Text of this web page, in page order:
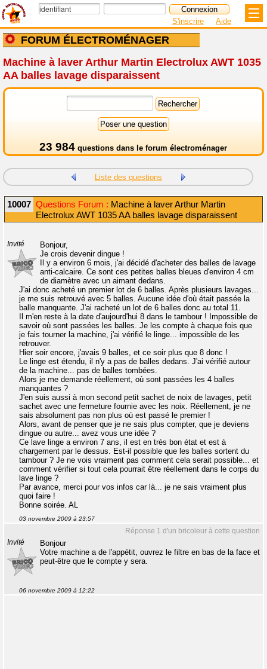
FORUM ÉLECTROMÉNAGER
S'inscrire Aide
Machine à laver Arthur Martin Electrolux AWT 1035
AA balles lavage disparaissent
23 984 questions dans le forum électroménager
Liste des questions
10007 Questions Forum : Machine à laver Arthur Martin
Electrolux AWT 1035 AA balles lavage disparaissent
Invité
Bonjour,
Je crois devenir dingue !
Il y a environ 6 mois, j'ai décidé d'acheter des balles de lavage
anti-calcaire. Ce sont ces petites balles bleues d'environ 4 cm
de diamètre avec un aimant dedans.
J'ai donc acheté un premier lot de 6 balles. Après plusieurs lavages...
je me suis retrouvé avec 5 balles. Aucune idée d'où était passée la
balle manquante. J'ai racheté un lot de 6 balles donc au total 11.
Il m'en reste à la date d'aujourd'hui 8 dans le tambour ! Impossible de
savoir où sont passées les balles. Je les compte à chaque fois que
je fais tourner la machine, j'ai vérifié le linge... impossible de les
retrouver.
Hier soir encore, j'avais 9 balles, et ce soir plus que 8 donc !
Le linge est étendu, il n'y a pas de balles dedans. J'ai vérifié autour
de la machine... pas de balles tombées.
Alors je me demande réellement, où sont passées les 4 balles
manquantes ?
J'en suis aussi à mon second petit sachet de noix de lavages, petit
sachet avec une fermeture fournie avec les noix. Réellement, je ne
sais absolument pas non plus où est passé le premier !
Alors, avant de penser que je ne sais plus compter, que je deviens
dingue ou autre... avez vous une idée ?
Ce lave linge a environ 7 ans, il est en très bon état et est à
chargement par le dessus. Est-il possible que les balles sortent du
tambour ? Je ne vois vraiment pas comment cela serait possible... et
comment vérifier si tout cela pourrait être réellement dans le corps du
lave linge ?
Par avance, merci pour vos infos car là... je ne sais vraiment plus
quoi faire !
Bonne soirée. AL
03 novembre 2009 à 23:57
Réponse 1 d'un bricoleur à cette question
Invité
Bonjour
Votre machine a de l'appétit, ouvrez le filtre en bas de la face et
peut-être que le compte y sera.
06 novembre 2009 à 12:22